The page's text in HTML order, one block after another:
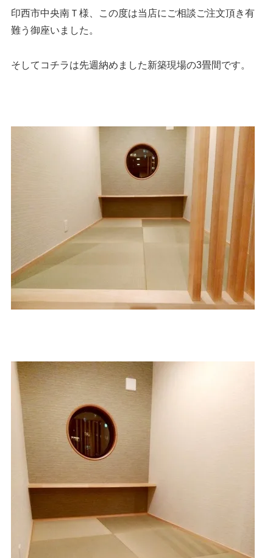
印西市中央南Ｔ様、この度は当店にご相談ご注文頂き有
難う御座いました。
そしてコチラは先週納めました新築現場の3畳間です。